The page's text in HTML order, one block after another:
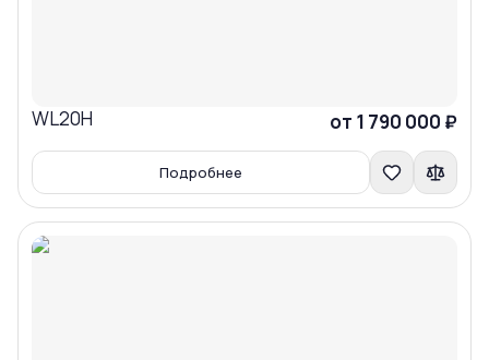
WL20H от 1 790 000 ₽
Подробнее
Сравнить